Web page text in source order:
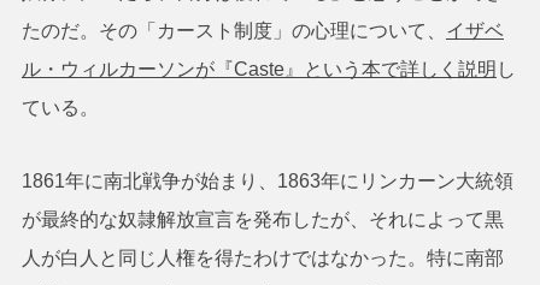
たのだ。その「カースト制度」の心理について、 イザベ
ル・ウィルカーソンが『Caste』という本で詳しく説明 し
ている。
1861年に南北戦争が始まり、1863年にリンカーン大統領
が最終的な奴隷解放宣言を発布したが、それによって黒
人が白人と同じ人権を得たわけではなかった。特に南部